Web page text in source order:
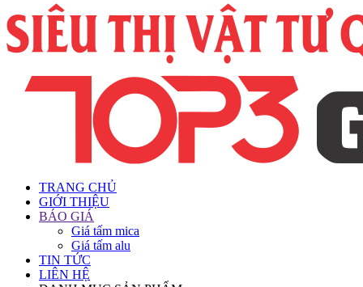
TRANG CHỦ
GIỚI THIỆU
BÁO GIÁ
Giá tấm mica
Giá tấm alu
TIN TỨC
LIÊN HỆ